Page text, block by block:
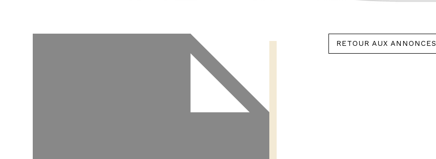
RETOUR AUX ANNONCES